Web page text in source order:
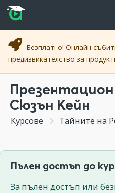
Прескочи към основното
Прескочи към навигацията
Безплатно! Онлайн
предизвикателство за
Сюзън Кейн
Курсове Тайните на
Пълен достъп до
За пълен достъп или